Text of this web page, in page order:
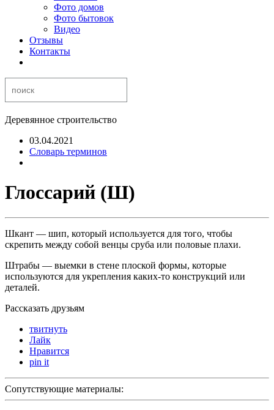
Фото домов
Фото бытовок
Видео
Отзывы
Контакты
Деревянное строительство
03.04.2021
Словарь терминов
Глоссарий (Ш)
Шкант — шип, который используется для того, чтобы
скрепить между собой венцы сруба или половые плахи.
Штрабы — выемки в стене плоской формы, которые
используются для укрепления каких-то конструкций или
деталей.
Рассказать друзьям
твитнуть
Лайк
Нравится
pin it
Сопутствующие материалы: